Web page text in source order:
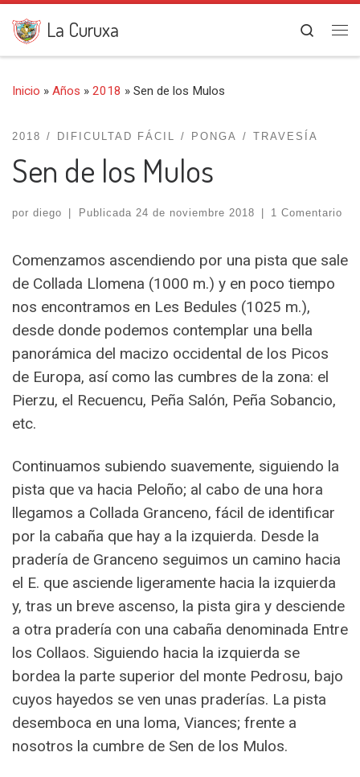
Saltar al contenido
La Curuxa
Search
Inicio » Años » 2018 » Sen de los Mulos
2018 DIFICULTAD FÁCIL PONGA TRAVESÍA
Sen de los Mulos
por diego Publicada 24 de noviembre 2018 1 Comentario
Comenzamos ascendiendo por una pista que sale
de Collada Llomena (1000 m.) y en poco tiempo
nos encontramos en Les Bedules (1025 m.),
desde donde podemos contemplar una bella
panorámica del macizo occidental de los Picos
de Europa, así como las cumbres de la zona: el
Pierzu, el Recuencu, Peña Salón, Peña Sobancio,
etc.
Continuamos subiendo suavemente, siguiendo la
pista que va hacia Peloño; al cabo de una hora
llegamos a Collada Granceno, fácil de identificar
por la cabaña que hay a la izquierda. Desde la
pradería de Granceno seguimos un camino hacia
el E. que asciende ligeramente hacia la izquierda
y, tras un breve ascenso, la pista gira y desciende
a otra pradería con una cabaña denominada Entre
los Collaos. Siguiendo hacia la izquierda se
bordea la parte superior del monte Pedrosu, bajo
cuyos hayedos se ven unas praderías. La pista
desemboca en una loma, Viances; frente a
nosotros la cumbre de Sen de los Mulos.